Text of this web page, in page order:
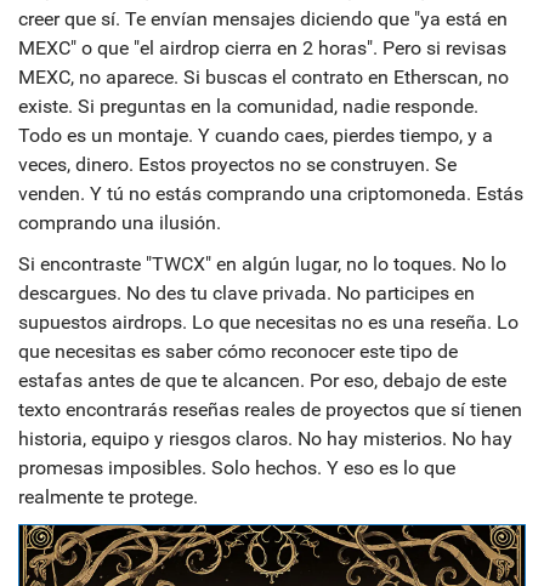
creer que sí. Te envían mensajes diciendo que "ya está en
MEXC" o que "el airdrop cierra en 2 horas". Pero si revisas
MEXC, no aparece. Si buscas el contrato en Etherscan, no
existe. Si preguntas en la comunidad, nadie responde.
Todo es un montaje. Y cuando caes, pierdes tiempo, y a
veces, dinero. Estos proyectos no se construyen. Se
venden. Y tú no estás comprando una criptomoneda. Estás
comprando una ilusión.
Si encontraste "TWCX" en algún lugar, no lo toques. No lo
descargues. No des tu clave privada. No participes en
supuestos airdrops. Lo que necesitas no es una reseña. Lo
que necesitas es saber cómo reconocer este tipo de
estafas antes de que te alcancen. Por eso, debajo de este
texto encontrarás reseñas reales de proyectos que sí tienen
historia, equipo y riesgos claros. No hay misterios. No hay
promesas imposibles. Solo hechos. Y eso es lo que
realmente te protege.